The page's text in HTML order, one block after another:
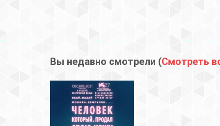
Вы недавно смотрели (Смотреть